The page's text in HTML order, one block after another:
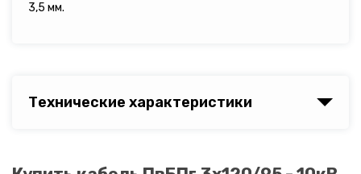
3,5 мм.
Технические характеристики